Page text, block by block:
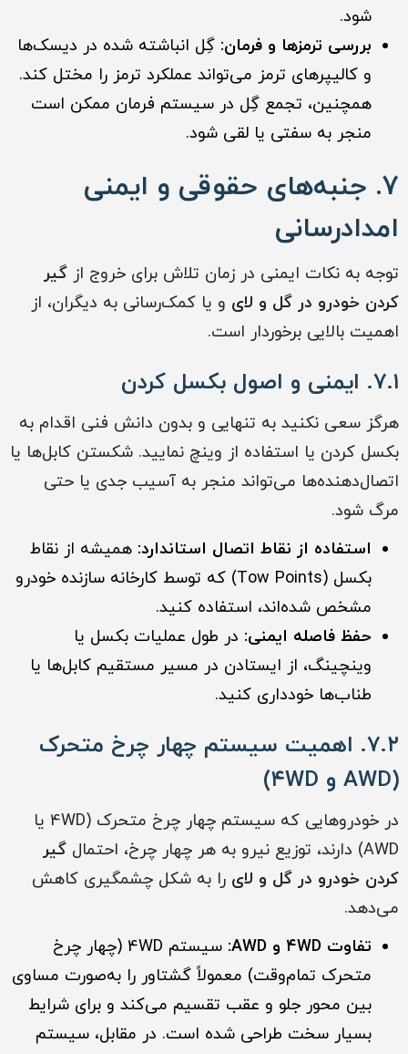
شود.
بررسی ترمزها و فرمان: گِل انباشته شده در دیسک‌ها
و کالیپرهای ترمز می‌تواند عملکرد ترمز را مختل کند.
همچنین، تجمع گِل در سیستم فرمان ممکن است
منجر به سفتی یا لقی شود.
۷. جنبه‌های حقوقی و ایمنی
امدادرسانی
توجه به نکات ایمنی در زمان تلاش برای خروج از گیر
کردن خودرو در گل و لای و یا کمک‌رسانی به دیگران، از
اهمیت بالایی برخوردار است.
۷.۱. ایمنی و اصول بکسل کردن
هرگز سعی نکنید به تنهایی و بدون دانش فنی اقدام به
بکسل کردن یا استفاده از وینچ نمایید. شکستن کابل‌ها یا
اتصال‌دهنده‌ها می‌تواند منجر به آسیب جدی یا حتی
مرگ شود.
استفاده از نقاط اتصال استاندارد: همیشه از نقاط
بکسل (Tow Points) که توسط کارخانه سازنده خودرو
مشخص شده‌اند، استفاده کنید.
حفظ فاصله ایمنی: در طول عملیات بکسل یا
وینچینگ، از ایستادن در مسیر مستقیم کابل‌ها یا
طناب‌ها خودداری کنید.
۷.۲. اهمیت سیستم چهار چرخ متحرک
(AWD و ۴WD)
در خودروهایی که سیستم چهار چرخ متحرک (4WD یا
AWD) دارند، توزیع نیرو به هر چهار چرخ، احتمال
گیر
کردن خودرو در گل و لای را به شکل چشمگیری کاهش
می‌دهد.
تفاوت ۴WD و AWD:
سیستم 4WD (چهار چرخ
متحرک تمام‌وقت) معمولاً گشتاور را به‌صورت مساوی
بین محور جلو و عقب تقسیم می‌کند و برای شرایط
بسیار سخت طراحی شده است. در مقابل، سیستم